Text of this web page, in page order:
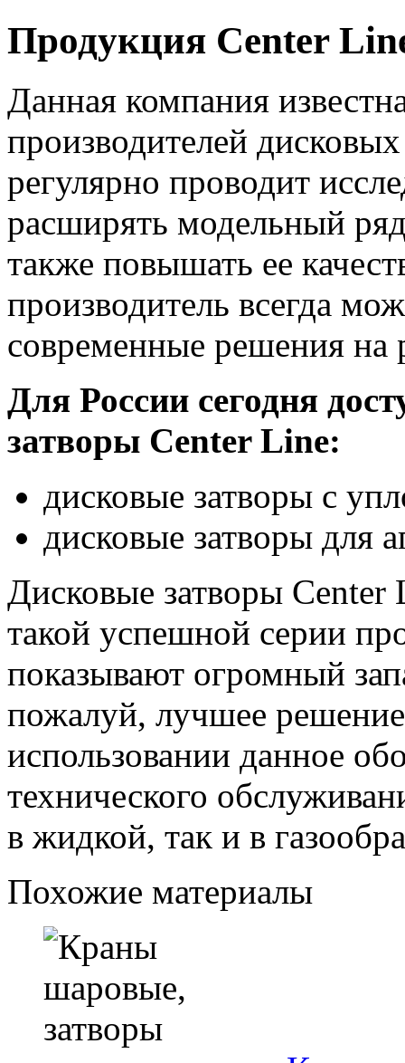
Продукция Center
Данная компания
производителей
регулярно проводит
расширять модельный
также повышать ее
производитель всегда
современные решения на
Для России сегодня
затворы Center Line:
дисковые затворы с
дисковые затворы для
Дисковые затворы Center
такой успешной серии
показывают огромный
пожалуй, лучшее
использовании данное
технического
в жидкой, так и в
Похожие материалы